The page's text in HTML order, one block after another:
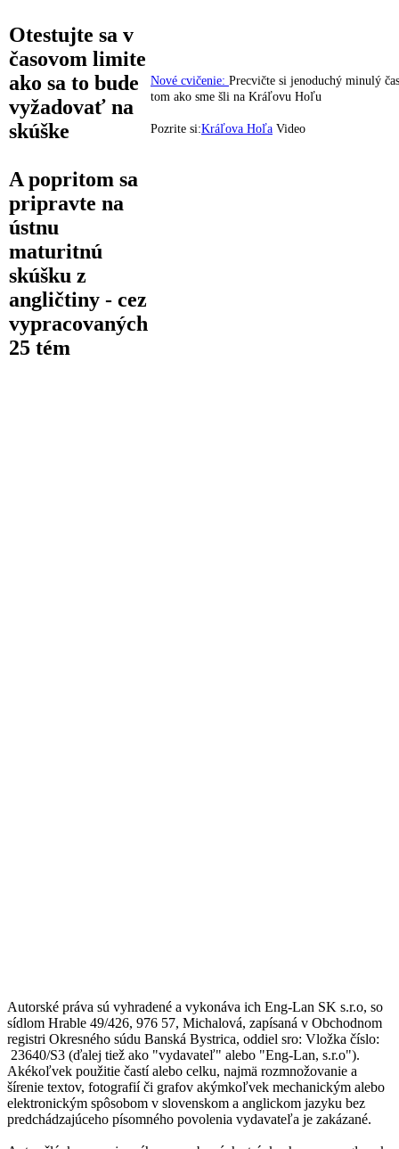
Otestujte sa v
časovom limite
ako sa to bude
vyžadovať na
skúške
A popritom sa
pripravte na
ústnu
maturitnú
skúšku z
angličtiny - cez
vypracovaných
25 tém
Nové cvičenie: Precvičte si jenoduchý minulý
tom ako sme šli na Kráľovu Hoľu
Pozrite si:Kráľova Hoľa Video
Autorské práva sú vyhradené a vykonáva ich Eng-Lan SK s.r.o, so
sídlom Hrable 49/426, 976 57, Michalová, zapísaná v Obchodnom
registri Okresného súdu Banská Bystrica, oddiel sro: Vložka číslo:
23640/S3 (ďalej tiež ako "vydavateľ" alebo "Eng-Lan, s.r.o").
Akékoľvek použitie častí alebo celku, najmä rozmnožovanie a
šírenie textov, fotografií či grafov akýmkoľvek mechanickým alebo
elektronickým spôsobom v slovenskom a anglickom jazyku bez
predchádzajúceho písomného povolenia vydavateľa je zakázané.